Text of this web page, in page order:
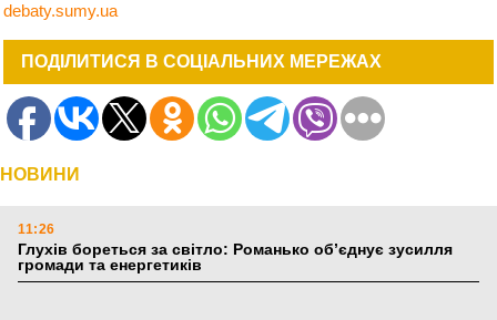
debaty.sumy.ua
ПОДІЛИТИСЯ В СОЦІАЛЬНИХ МЕРЕЖАХ
НОВИНИ
11:26
Глухів бореться за світло: Романько об’єднує зусилля
громади та енергетиків